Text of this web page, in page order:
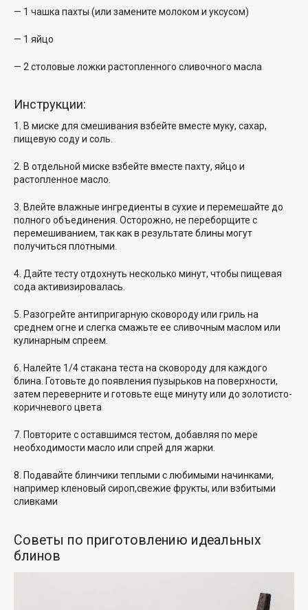
— 1 чашка пахты (или замените молоком и уксусом)
— 1 яйцо
— 2 столовые ложки растопленного сливочного масла
Инструкции:
1. В миске для смешивания взбейте вместе муку, сахар,
пищевую соду и соль.
2. В отдельной миске взбейте вместе пахту, яйцо и
растопленное масло.
3. Влейте влажные ингредиенты в сухие и перемешайте до
полного объединения. Осторожно, не переборщите с
перемешиванием, так как в результате блины могут
получиться плотными.
4. Дайте тесту отдохнуть несколько минут, чтобы пищевая
сода активизировалась.
5. Разогрейте антипригарную сковороду или гриль на
среднем огне и слегка смажьте ее сливочным маслом или
кулинарным спреем.
6. Налейте 1/4 стакана теста на сковороду для каждого
блина. Готовьте до появления пузырьков на поверхности,
затем переверните и готовьте еще минуту или до золотисто-
коричневого цвета
7. Повторите с оставшимся тестом, добавляя по мере
необходимости масло или спрей для жарки.
8. Подавайте блинчики теплыми с любимыми начинками,
например кленовый сироп,свежие фрукты, или взбитыми
сливками
Советы по приготовлению идеальных
блинов